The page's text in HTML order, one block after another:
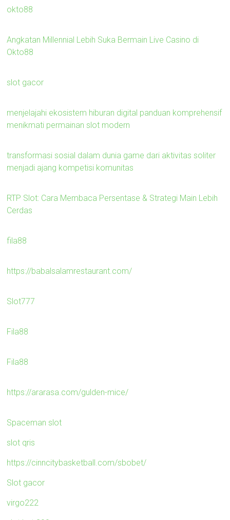
okto88
Angkatan Millennial Lebih Suka Bermain Live Casino di
Okto88
slot gacor
menjelajahi ekosistem hiburan digital panduan komprehensif
menikmati permainan slot modern
transformasi sosial dalam dunia game dari aktivitas soliter
menjadi ajang kompetisi komunitas
RTP Slot: Cara Membaca Persentase & Strategi Main Lebih
Cerdas
fila88
https://babalsalamrestaurant.com/
Slot777
Fila88
Fila88
https://ararasa.com/gulden-mice/
Spaceman slot
slot qris
https://cinncitybasketball.com/sbobet/
Slot gacor
virgo222